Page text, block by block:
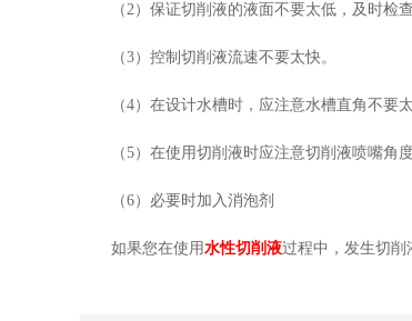
（2）保证切削液的液面不要太低，及时检
（3）控制切削液流速不要太快。
（4）在设计水槽时，应注意水槽直角不要太
（5）在使用切削液时应注意切削液喷嘴角
（6）必要时加入消泡剂
如果您在使用水性切削液过程中，发生切削